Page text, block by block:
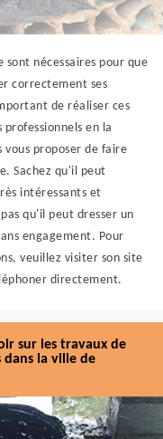
sont nécessaires pour que
correctement ses
de réaliser ces
en la
vous proposer de faire
Sachez qu'il peut
intéressants et
qu'il peut dresser un
engagement. Pour
veuillez visiter son site
directement.
sur les travaux de
dans la ville de